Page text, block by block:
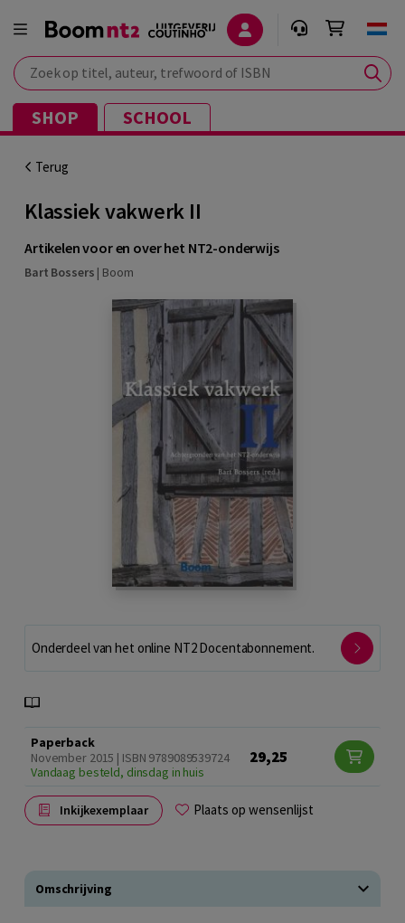
Zoek op titel, auteur, trefwoord of ISBN
SHOP SCHOOL
Terug
Klassiek vakwerk II
Artikelen voor en over het NT2-onderwijs
Bart Bossers | Boom
Onderdeel van het online NT2 Docentabonnement.
Paperback
November 2015 | ISBN 9789089539724
Vandaag besteld, dinsdag in huis
29,25
Inkijkexemplaar Plaats op wensenlijst
Omschrijving